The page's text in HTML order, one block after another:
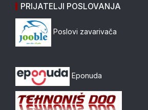
PRIJATELJI POSLOVANJA
Poslovi zavarivača
Eponuda